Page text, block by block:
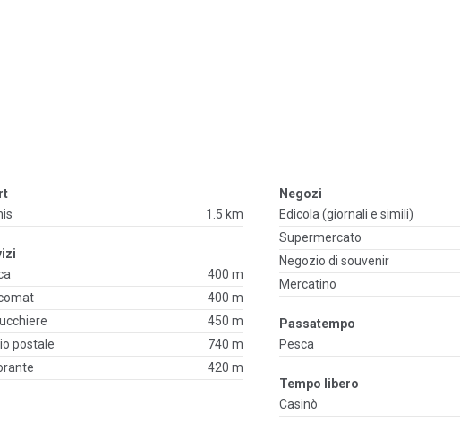
1.5 km
400 m
400 m
450 m
postale
740 m
420 m
Negozi
Edicola (giornali e simili)
Supermercato
Negozio di souvenir
Mercatino
Passatempo
Pesca
Tempo libero
Casinò